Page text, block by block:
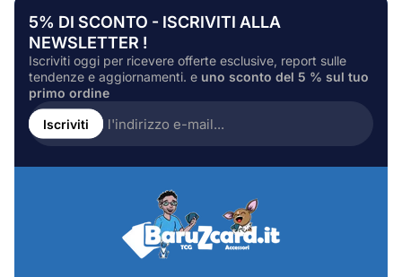
5% DI SCONTO - ISCRIVITI ALLA
NEWSLETTER !
Iscriviti oggi per ricevere offerte esclusive, report sulle
tendenze e aggiornamenti. e uno sconto del 5 % sul tuo
primo ordine
Inserire
l'indirizzo
e-
Iscriviti